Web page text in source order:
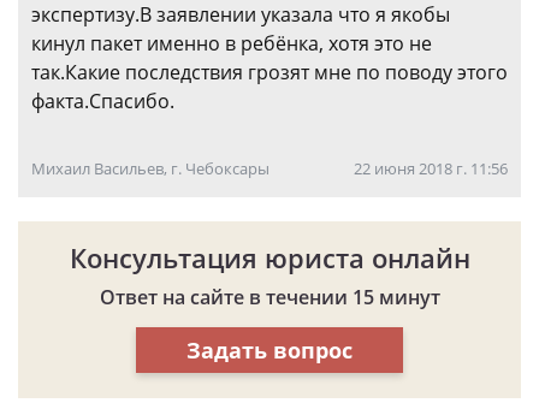
экспертизу.В заявлении указала что я якобы
кинул пакет именно в ребёнка, хотя это не
так.Какие последствия грозят мне по поводу этого
факта.Спасибо.
Михаил Васильев, г. Чебоксары 22 июня 2018 г. 11:56
Консультация юриста онлайн
Ответ на сайте в течении 15 минут
Задать вопрос